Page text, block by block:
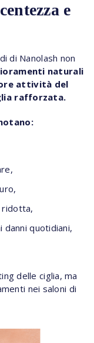
e
di Nanolash non
naturali
attività del
rafforzata.
ridotta,
quotidiani,
delle ciglia, ma
nei saloni di